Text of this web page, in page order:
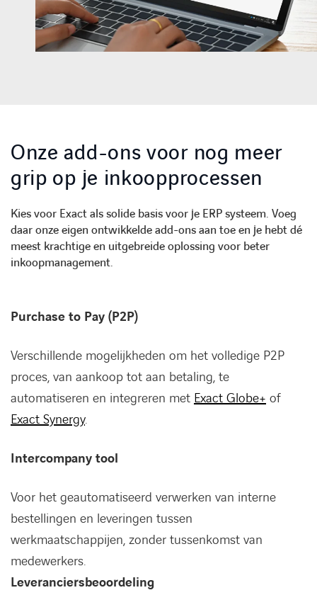
Onze add-ons voor nog meer
grip op je inkoopprocessen
Kies voor Exact als solide basis voor je ERP systeem. Voeg
daar onze eigen ontwikkelde add-ons aan toe en je hebt dé
meest krachtige en uitgebreide oplossing voor beter
inkoopmanagement.
Purchase to Pay (P2P)
Verschillende mogelijkheden om het volledige P2P
proces, van aankoop tot aan betaling, te
automatiseren en integreren met Exact Globe+ of
Exact Synergy.
Intercompany tool
Voor het geautomatiseerd verwerken van interne
bestellingen en leveringen tussen
werkmaatschappijen, zonder tussenkomst van
medewerkers.
Leveranciersbeoordeling